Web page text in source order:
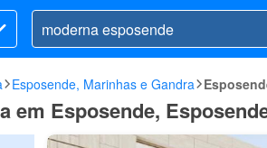
Esposende, Marinhas e Gandra
em Esposende,